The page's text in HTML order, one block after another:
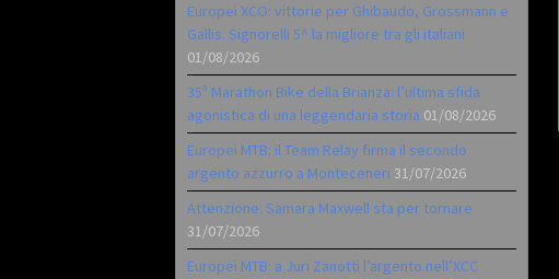
Europei XCO: vittorie per Ghibaudo, Grossmann e
Gallis. Signorelli 5^ la migliore tra gli italiani
01/08/2026
35ª Marathon Bike della Brianza: l’ultima sfida
agonistica di una leggendaria storia 01/08/2026
Europei MTB: il Team Relay firma il secondo
argento azzurro a Monteceneri 31/07/2026
Attenzione: Samara Maxwell sta per tornare
31/07/2026
Europei MTB: a Juri Zanotti l’argento nell’XCC